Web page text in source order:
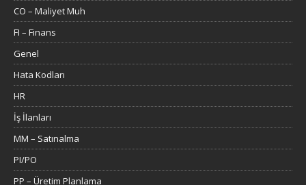
CO – Maliyet Muh
FI – Finans
Genel
Hata Kodları
HR
İş İlanları
MM – Satınalma
PI/PO
PP – Üretim Planlama